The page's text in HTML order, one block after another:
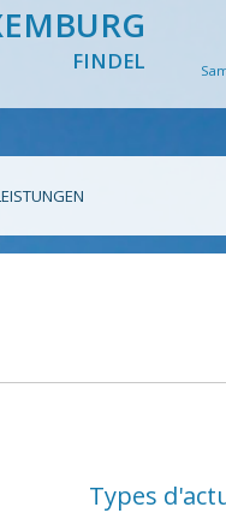
FINDEL
Types